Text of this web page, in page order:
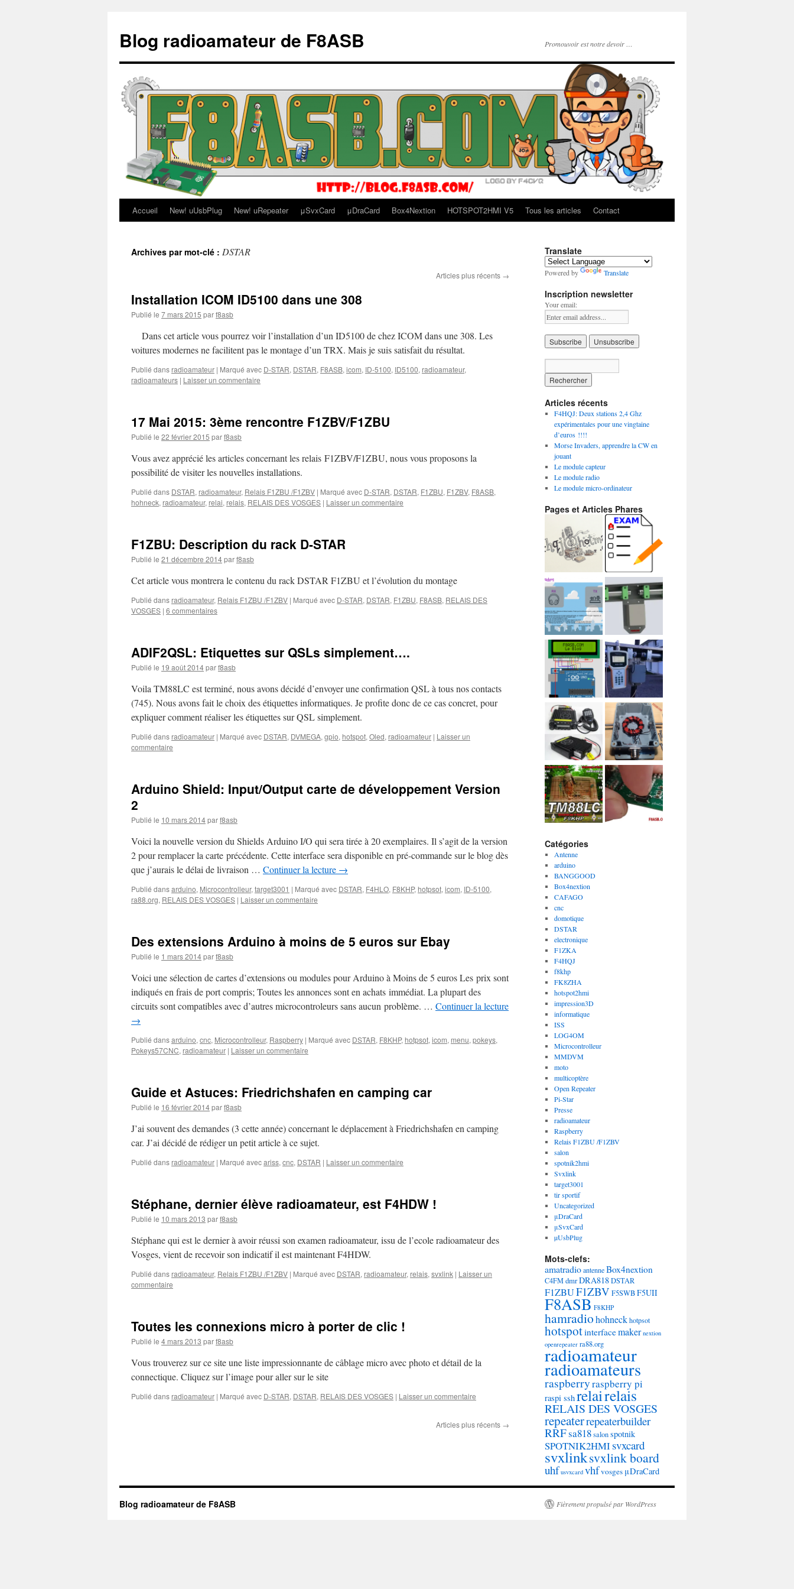
contenu
Blog radioamateur de F8ASB Promouvoir est notre devoir …
Accueil New! uUsbPlug New! uRepeater μSvxCard μDraCard Box4Nextion HOTSPOT2HMI V5 Tous les articles Contact
Archives par mot-clé : DSTAR
Articles plus récents →
Installation ICOM ID5100 dans une 308
Publié le 7 mars 2015 parf8asb
Dans cet article vous pourrez voir l’installation d’un ID5100 de chez ICOM dans une 308. Les
voitures modernes ne facilitent pas le montage d’un TRX. Mais je suis satisfait du résultat.
Publié dans radioamateur | Marqué avec D-STAR, DSTAR, F8ASB, icom, ID-5100, ID5100, radioamateur,
radioamateurs | Laisser un commentaire
17 Mai 2015: 3ème rencontre F1ZBV/F1ZBU
Publié le 22 février 2015 parf8asb
Vous avez apprécié les articles concernant les relais F1ZBV/F1ZBU, nous vous proposons la
possibilité de visiter les nouvelles installations.
Publié dans DSTAR, radioamateur, Relais F1ZBU /F1ZBV | Marqué avec D-STAR, DSTAR, F1ZBU, F1ZBV, F8ASB,
hohneck, radioamateur, relai, relais, RELAIS DES VOSGES | Laisser un commentaire
F1ZBU: Description du rack D-STAR
Publié le 21 décembre 2014parf8asb
Cet article vous montrera le contenu du rack DSTAR F1ZBU et l’évolution du montage
Publié dans radioamateur, Relais F1ZBU /F1ZBV | Marqué avec D-STAR, DSTAR, F1ZBU, F8ASB, RELAIS DES
VOSGES | 6 commentaires
ADIF2QSL: Etiquettes sur QSLs simplement….
Publié le 19 août 2014parf8asb
Voila TM88LC est terminé, nous avons décidé d’envoyer une confirmation QSL à tous nos contacts
(745). Nous avons fait le choix des étiquettes informatiques. Je profite donc de ce cas concret, pour
expliquer comment réaliser les étiquettes sur QSL simplement.
Publié dans radioamateur | Marqué avec DSTAR, DVMEGA, gpio, hotspot, Oled, radioamateur | Laisser un
commentaire
Arduino Shield: Input/Output carte de développement Version
2
Publié le 10 mars 2014parf8asb
Voici la nouvelle version du Shields Arduino I/O qui sera tirée à 20 exemplaires. Il s’agit de la version
2 pour remplacer la carte précédente. Cette interface sera disponible en pré-commande sur le blog dès
que j’aurais le délai de livraison … Continuer la lecture →
Publié dansarduino, Microcontrolleur, target3001 | Marqué avec DSTAR, F4HLO, F8KHP, hotpsot, icom, ID-5100,
ra88.org, RELAIS DES VOSGES | Laisser un commentaire
Des extensions Arduino à moins de 5 euros sur Ebay
Publié le 1 mars 2014parf8asb
Voici une sélection de cartes d’extensions ou modules pour Arduino à Moins de 5 euros Les prix sont
indiqués en frais de port compris; Toutes les annonces sont en achats immédiat. La plupart des
circuits sont compatibles avec d’autres microcontroleurs sans aucun problème. … Continuer la lecture
→
Publié dansarduino, cnc, Microcontrolleur, Raspberry | Marqué avec DSTAR, F8KHP, hotpsot, icom, menu, pokeys,
Pokeys57CNC, radioamateur | Laisser un commentaire
Guide et Astuces: Friedrichshafen en camping car
Publié le 16 février 2014parf8asb
J’ai souvent des demandes (3 cette année) concernant le déplacement à Friedrichshafen en camping
car. J’ai décidé de rédiger un petit article à ce sujet.
Publié dans radioamateur | Marqué avecariss, cnc, DSTAR | Laisser un commentaire
Stéphane, dernier élève radioamateur, est F4HDW !
Publié le 10 mars 2013 parf8asb
Stéphane qui est le dernier à avoir réussi son examen radioamateur, issu de l’ecole radioamateur des
Vosges, vient de recevoir son indicatif il est maintenant F4HDW.
Publié dans radioamateur, Relais F1ZBU /F1ZBV | Marqué avec DSTAR, radioamateur, relais, svxlink | Laisser un
commentaire
Toutes les connexions micro à porter de clic !
Publié le 4 mars 2013 parf8asb
Vous trouverez sur ce site une liste impressionnante de câblage micro avec photo et détail de la
connectique. Cliquez sur l’image pour aller sur le site
Publié dans radioamateur | Marqué avec D-STAR, DSTAR, RELAIS DES VOSGES | Laisser un commentaire
Articles plus récents →
Translate
Powered by Translate
Inscription newsletter
Your email:
Articles récents
F4HQJ: Deux stations 2,4 Ghz
expérimentales pour une vingtaine
d’euros !!!!
Morse Invaders, apprendre la CW en
jouant
Le module capteur
Le module radio
Le module micro-ordinateur
Pages et Articles Phares
Catégories
Antenne
arduino
BANGGOOD
Box4nextion
CAFAGO
cnc
domotique
DSTAR
electronique
F1ZKA
F4HQJ
f8khp
FK8ZHA
hotspot2hmi
impression3D
informatique
ISS
LOG4OM
Microcontrolleur
MMDVM
moto
multicoptère
Open Repeater
Pi-Star
Presse
radioamateur
Raspberry
Relais F1ZBU /F1ZBV
salon
spotnik2hmi
Svxlink
target3001
tir sportif
Uncategorized
μDraCard
μSvxCard
µUsbPlug
Mots-clefs:
amatradioantenneBox4nextion
C4FMdmrDRA818DSTAR
F1ZBUF1ZBV F5SWBF5UII
F8ASB F8KHP
hamradiohohneckhotpsot
hotspotinterfacemaker nextion
openrepeater ra88.org
radioamateur
radioamateurs
raspberryraspberry pi
raspi sshrelairelais
RELAIS DES VOSGES
repeaterrepeaterbuilder
RRFsa818salonspotnik
SPOTNIK2HMIsvxcard
svxlinksvxlink board
uhf usvxcard vhfvosges μDraCard
Blog radioamateur de F8ASB Fièrement propulsé par WordPress